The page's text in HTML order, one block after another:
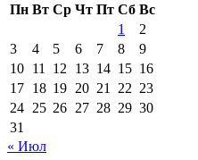
Пн Вт Ср Чт Пт Сб Вс
1
2
3
4 5 6 7 8
9
10 11 12 13 14 15 16
17 18 19 20 21 22 23
24 25 26 27 28 29 30
31
« Июл